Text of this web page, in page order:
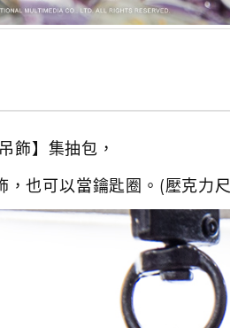
飾】集抽包，
，也可以當鑰匙圈。(壓克力